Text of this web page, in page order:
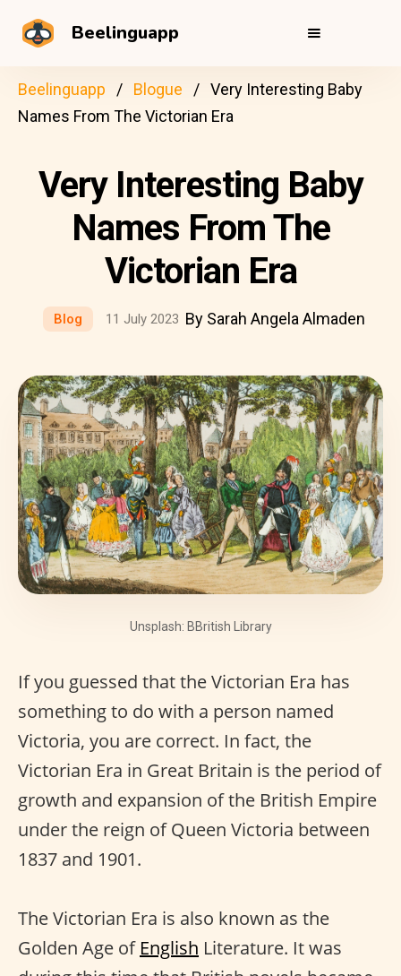
Beelinguapp
Beelinguapp Blogue
Very Interesting Baby
Names From The Victorian Era
Very Interesting Baby
Names From The
Victorian Era
Blog 11 July 2023 By Sarah Angela Almaden
Unsplash: BBritish Library
If you guessed that the Victorian Era has
something to do with a person named
Victoria, you are correct. In fact, the
Victorian Era in Great Britain is the period of
growth and expansion of the British Empire
under the reign of Queen Victoria between
1837 and 1901.
The Victorian Era is also known as the
Golden Age of English Literature. It was